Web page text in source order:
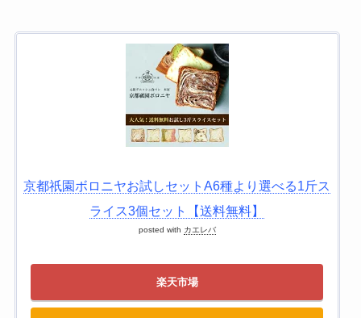
京都祇園ボロニヤお試しセットA6種より選べる1斤ス
ライス3個セット【送料無料】
posted with カエレバ
楽天市場